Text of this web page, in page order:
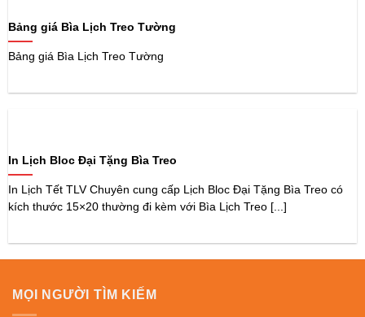
Bảng giá Bìa Lịch Treo Tường
Bảng giá Bìa Lịch Treo Tường
In Lịch Bloc Đại Tặng Bìa Treo
In Lịch Tết TLV Chuyên cung cấp Lịch Bloc Đại Tặng Bìa Treo có
kích thước 15×20 thường đi kèm với Bìa Lịch Treo [...]
MỌI NGƯỜI TÌM KIẾM